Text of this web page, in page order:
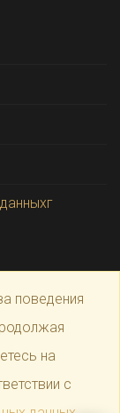
поведения
на
с